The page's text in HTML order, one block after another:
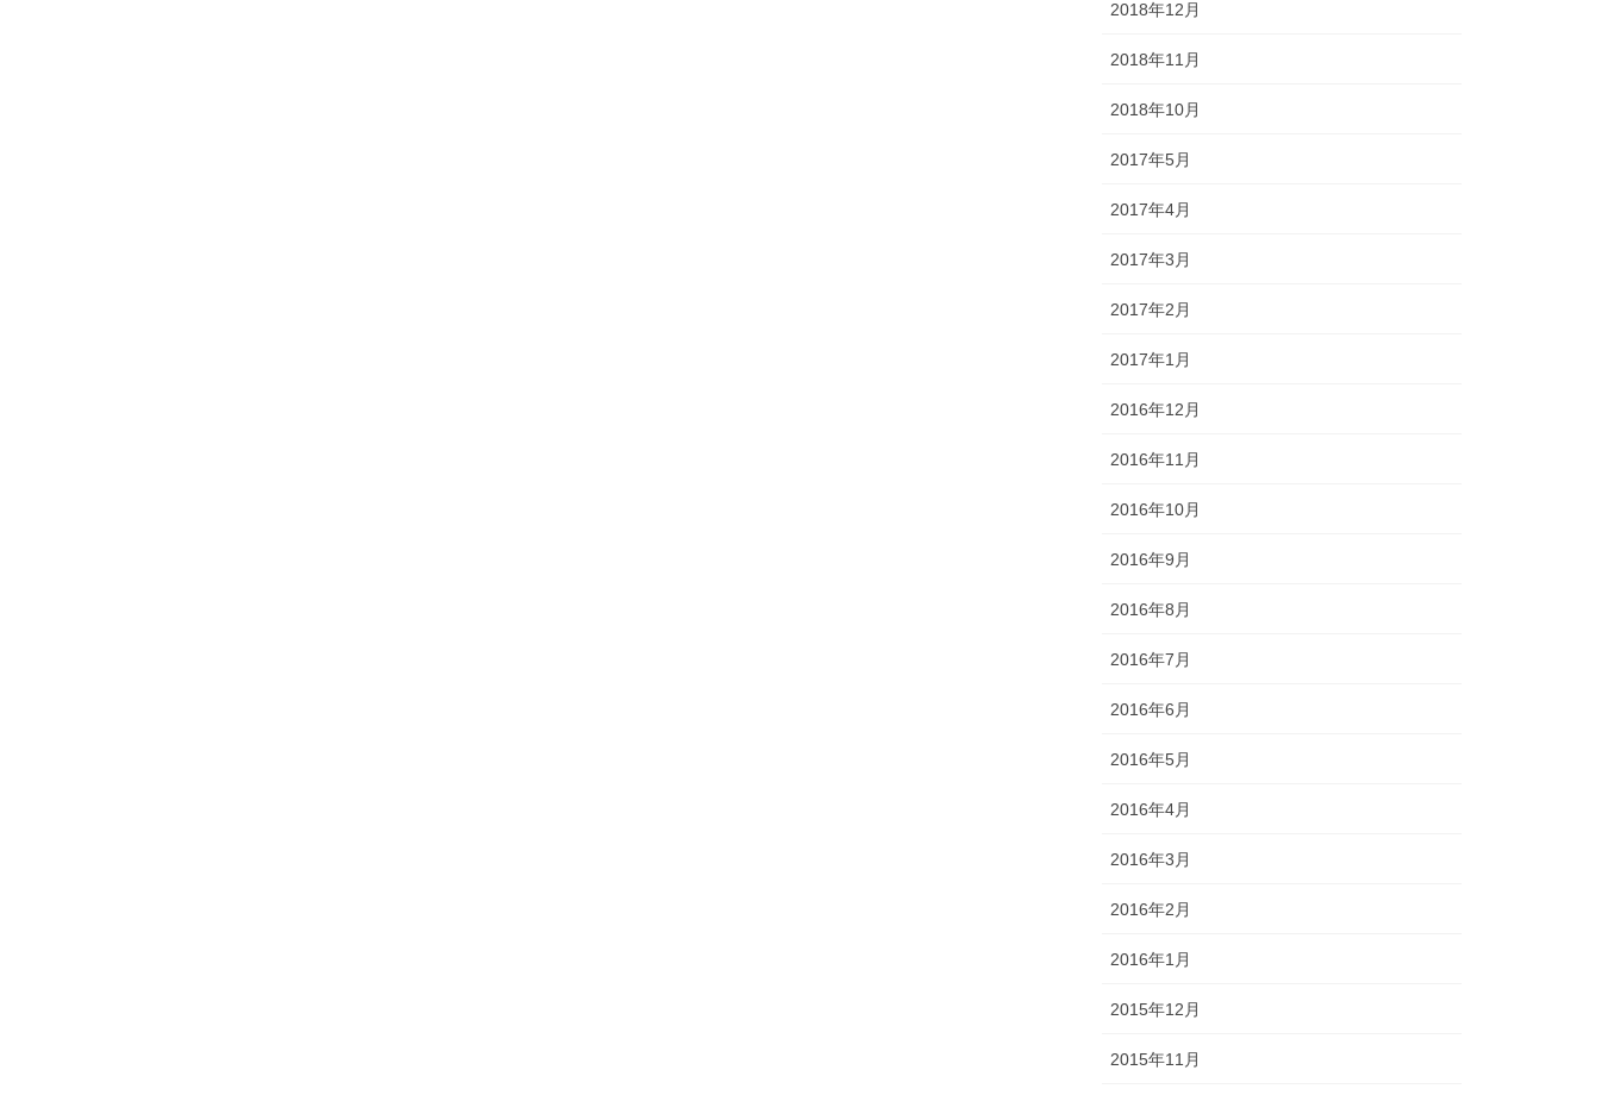
2018年12月
2018年11月
2018年10月
2017年5月
2017年4月
2017年3月
2017年2月
2017年1月
2016年12月
2016年11月
2016年10月
2016年9月
2016年8月
2016年7月
2016年6月
2016年5月
2016年4月
2016年3月
2016年2月
2016年1月
2015年12月
2015年11月